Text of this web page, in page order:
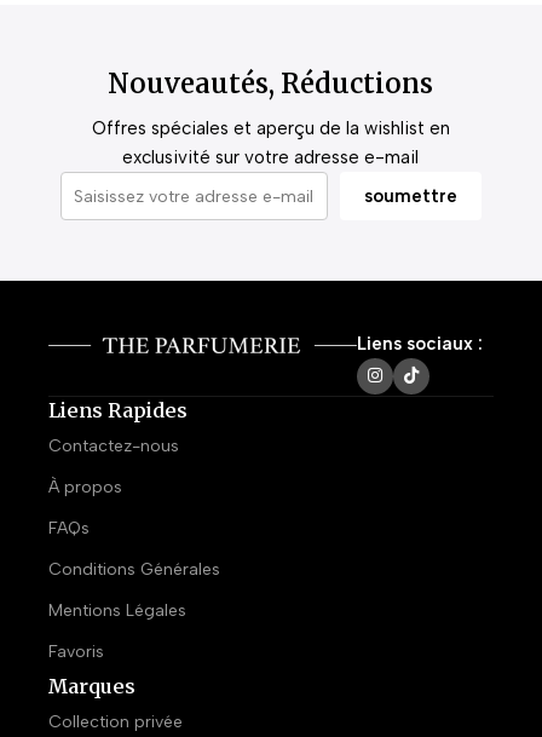
Nouveautés, Réductions
Offres spéciales et aperçu de la wishlist en
exclusivité sur votre adresse e-mail
Liens sociaux :
Liens Rapides
Contactez-nous
À propos
FAQs
Conditions Générales
Mentions Légales
Favoris
Marques
Collection privée